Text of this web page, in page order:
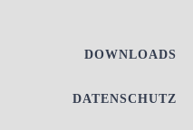
DOWNLOADS
DATENSCHUTZ